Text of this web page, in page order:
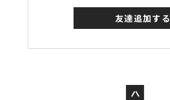
友達追加する